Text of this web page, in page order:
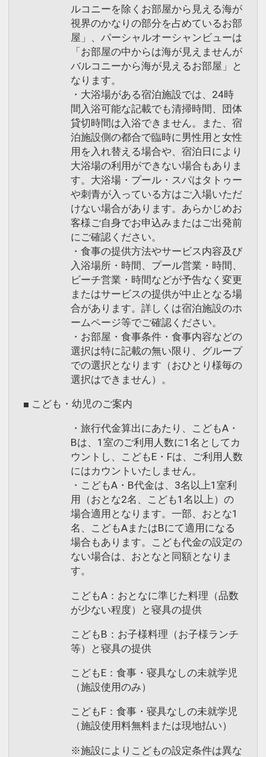
ルコニーを除くお部屋から見える海が
視界のかなりの部分を占めているお部
屋」、パーシャルオーシャンビューは
「お部屋の中からは海が見えませんが
バルコニーから海が見えるお部屋」と
なります。
・大浴場がある宿泊施設では、24時
間入浴可能な記載でも清掃時間、団体
貸切時間は入浴できません。また、宿
泊施設側の都合で臨時に男性用と女性
用を入れ替える場合や、宿泊日により
大浴場の利用ができない場合もありま
す。大浴場・プール・スパはタトゥー
や刺青が入っている方はご入場いただ
けない場合があります。あらかじめお
客様ご自身でお申込みまたはご出発前
にご確認ください。
・食事の提供方法やサービス内容及び
入浴場所・時間、プール営業・時間、
ビーチ営業・時間などが予告なく変更
またはサービスの提供が中止となる場
合があります。詳しくは宿泊施設のホ
ームページ等でご確認ください。
・お部屋・食事条件・食事内容などの
選択は特に記載の無い限り、グループ
での選択となります（おひとり様毎の
選択はできません）。
■ こども・幼児のご案内
・旅行代金算出にあたり、こどもA・
Bは、1室のご利用人数に1名としてカ
ウントし、こどもE・Fは、ご利用人数
にはカウントいたしません。
・こどもA・B代金は、3名以上1室利
用（おとな2名、こども1名以上）の
場合適用となります。一部、おとな1
名、こどもAまたはBにて適用になる
場合もあります。こども代金の設定の
ない場合は、おとなと同額となりま
す。
こどもA：おとなに準じた料理（品数
が少ない程度）と寝具の提供
こどもB：お子様料理（お子様ランチ
等）と寝具の提供
こどもE：食事・寝具なしの未就学児
（施設使用のみ）
こどもF：食事・寝具なしの未就学児
（施設使用料無料または現地払い）
※施設によりこどもの設定条件は異な